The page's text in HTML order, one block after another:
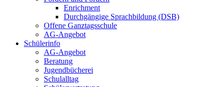
Enrichment
Durchgängige Sprachbildung (DSB)
Offene Ganztagsschule
AG-Angebot
Schülerinfo
AG-Angebot
Beratung
Jugendbücherei
Schulalltag